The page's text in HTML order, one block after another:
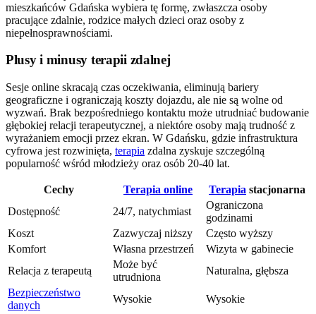
mieszkańców Gdańska wybiera tę formę, zwłaszcza osoby
pracujące zdalnie, rodzice małych dzieci oraz osoby z
niepełnosprawnościami.
Plusy i minusy terapii zdalnej
Sesje online skracają czas oczekiwania, eliminują bariery
geograficzne i ograniczają koszty dojazdu, ale nie są wolne od
wyzwań. Brak bezpośredniego kontaktu może utrudniać budowanie
głębokiej relacji terapeutycznej, a niektóre osoby mają trudność z
wyrażaniem emocji przez ekran. W Gdańsku, gdzie infrastruktura
cyfrowa jest rozwinięta, terapia zdalna zyskuje szczególną
popularność wśród młodzieży oraz osób 20-40 lat.
Cechy Terapia online Terapia stacjonarna
Dostępność
24/7, natychmiast
Ograniczona
godzinami
Koszt
Zazwyczaj niższy
Często wyższy
Komfort
Własna przestrzeń
Wizyta w gabinecie
Relacja z terapeutą
Może być
utrudniona
Naturalna, głębsza
Bezpieczeństwo
danych
Wysokie
Wysokie